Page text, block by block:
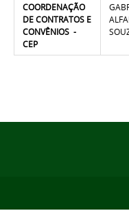
COORDENAÇÃO
DE CONTRATOS E
CONVÊNIOS -
CEP